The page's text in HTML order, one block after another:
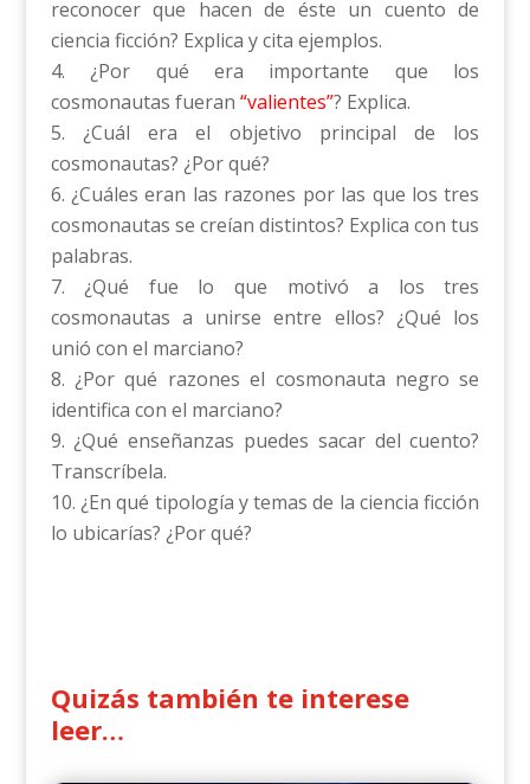
reconocer que hacen de éste un cuento de
ciencia ficción? Explica y cita ejemplos.
¿Por qué era importante que los
cosmonautas fueran “valientes”? Explica.
¿Cuál era el objetivo principal de los
cosmonautas? ¿Por qué?
¿Cuáles eran las razones por las que los tres
cosmonautas se creían distintos? Explica con tus
palabras.
¿Qué fue lo que motivó a los tres
cosmonautas a unirse entre ellos? ¿Qué los
unió con el marciano?
¿Por qué razones el cosmonauta negro se
identifica con el marciano?
¿Qué enseñanzas puedes sacar del cuento?
Transcríbela.
¿En qué tipología y temas de la ciencia ficción
lo ubicarías? ¿Por qué?
Quizás también te interese
leer…